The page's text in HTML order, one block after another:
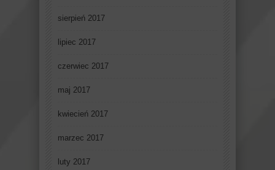
sierpień 2017
lipiec 2017
czerwiec 2017
maj 2017
kwiecień 2017
marzec 2017
luty 2017